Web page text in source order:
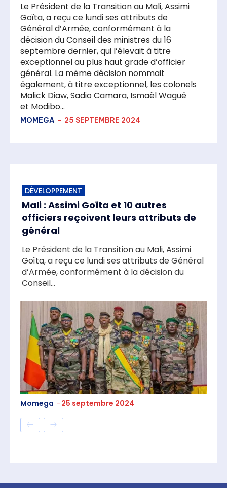
Le Président de la Transition au Mali, Assimi
Goïta, a reçu ce lundi ses attributs de
Général d’Armée, conformément à la
décision du Conseil des ministres du 16
septembre dernier, qui l’élevait à titre
exceptionnel au plus haut grade d’officier
général. La même décision nommait
également, à titre exceptionnel, les colonels
Malick Diaw, Sadio Camara, Ismaël Wagué
et Modibo...
MOMEGA - 25 SEPTEMBRE 2024
DÉVELOPPEMENT
Mali : Assimi Goïta et 10 autres
officiers reçoivent leurs attributs de
général
Le Président de la Transition au Mali, Assimi
Goïta, a reçu ce lundi ses attributs de Général
d’Armée, conformément à la décision du
Conseil...
Momega - 25 septembre 2024